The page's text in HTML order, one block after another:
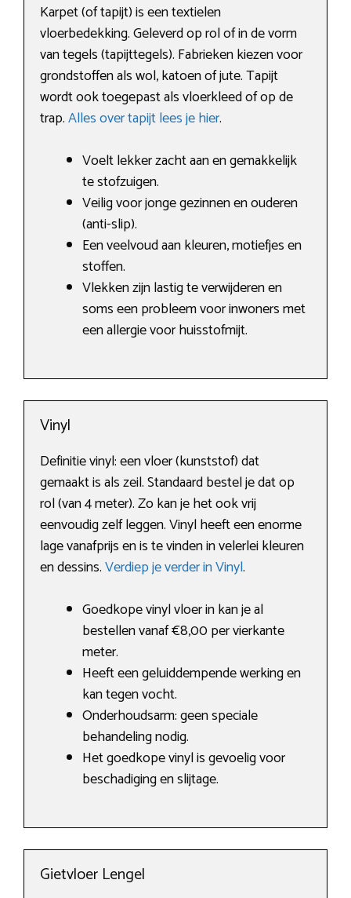
Karpet (of tapijt) is een textielen
vloerbedekking. Geleverd op rol of in de vorm
van tegels (tapijttegels). Fabrieken kiezen voor
grondstoffen als wol, katoen of jute. Tapijt
wordt ook toegepast als vloerkleed of op de
trap.Alles over tapijt lees je hier.
Voelt lekker zacht aan en gemakkelijk
te stofzuigen.
Veilig voor jonge gezinnen en ouderen
(anti-slip).
Een veelvoud aan kleuren, motiefjes en
stoffen.
Vlekken zijn lastig te verwijderen en
soms een probleem voor inwoners met
een allergie voor huisstofmijt.
Vinyl
Definitie vinyl: een vloer (kunststof) dat
gemaakt is als zeil. Standaard bestel je dat op
rol (van 4 meter). Zo kan je het ook vrij
eenvoudig zelf leggen. Vinyl heeft een enorme
lage vanafprijs en is te vinden in velerlei kleuren
en dessins.Verdiep je verder in Vinyl.
Goedkope vinyl vloer in kan je al
bestellen vanaf €8,00 per vierkante
meter.
Heeft een geluiddempende werking en
kan tegen vocht.
Onderhoudsarm: geen speciale
behandeling nodig.
Het goedkope vinyl is gevoelig voor
beschadiging en slijtage.
Gietvloer Lengel